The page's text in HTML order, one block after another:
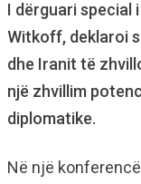
I dërguari special
Witkoff, deklaroi
dhe Iranit të
një zhvillim
diplomatike.
Në një